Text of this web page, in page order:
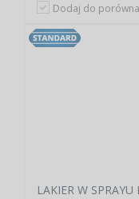
Dodaj do
LAKIER W